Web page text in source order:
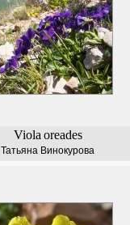
Viola oreades
Татьяна Винокурова